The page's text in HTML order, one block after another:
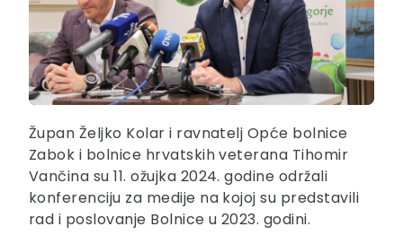
Župan Željko Kolar i ravnatelj Opće bolnice
Zabok i bolnice hrvatskih veterana Tihomir
Vančina su 11. ožujka 2024. godine održali
konferenciju za medije na kojoj su predstavili
rad i poslovanje Bolnice u 2023. godini.